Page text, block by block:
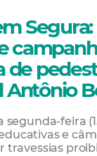
de
Antônio
segunda-feira
e
travessias